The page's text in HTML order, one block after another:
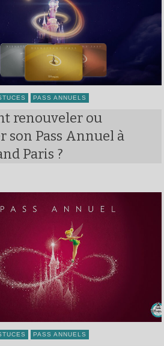
PASS ANNUELS
renouveler ou
son Pass Annuel à
Paris ?
PASS ANNUELS